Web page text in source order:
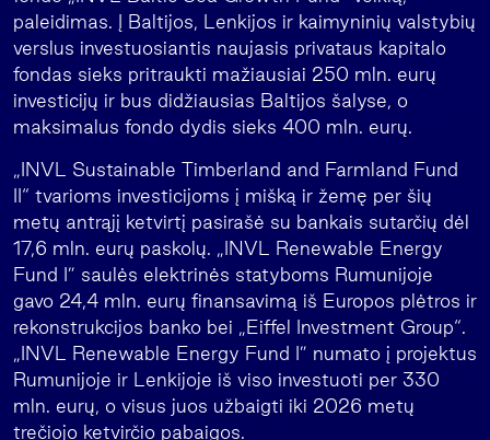
paleidimas. Į Baltijos, Lenkijos ir kaimyninių valstybių
verslus investuosiantis naujasis privataus kapitalo
fondas sieks pritraukti mažiausiai 250 mln. eurų
investicijų ir bus didžiausias Baltijos šalyse, o
maksimalus fondo dydis sieks 400 mln. eurų.
„INVL Sustainable Timberland and Farmland Fund
II“ tvarioms investicijoms į mišką ir žemę per šių
metų antrąjį ketvirtį pasirašė su bankais sutarčių dėl
17,6 mln. eurų paskolų. „INVL Renewable Energy
Fund I” saulės elektrinės statyboms Rumunijoje
gavo 24,4 mln. eurų finansavimą iš Europos plėtros ir
rekonstrukcijos banko bei „Eiffel Investment Group“.
„INVL Renewable Energy Fund I” numato į projektus
Rumunijoje ir Lenkijoje iš viso investuoti per 330
mln. eurų, o visus juos užbaigti iki 2026 metų
trečiojo ketvirčio pabaigos.